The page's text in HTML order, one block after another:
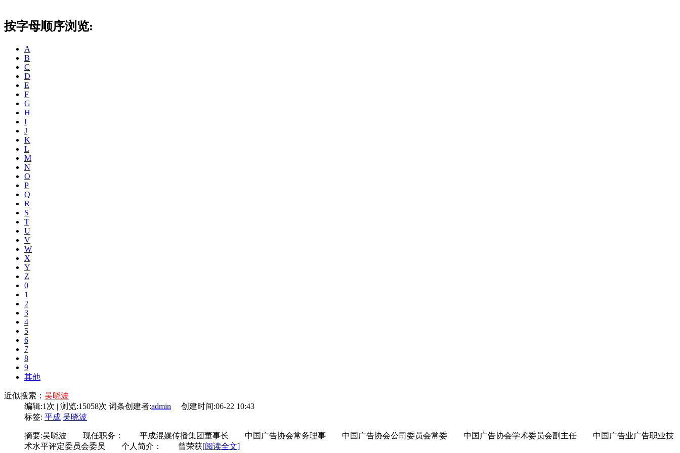
按字母顺序浏览:
A
B
C
D
E
F
G
H
I
J
K
L
M
N
O
P
Q
R
S
T
U
V
W
X
Y
Z
0
1
2
3
4
5
6
7
8
9
其他
近似搜索： 吴晓波
编辑:1次 | 浏览:15058次 词条创建者:admin 创建时间:06-22 10:43
标签: 平成 吴晓波
摘要:吴晓波 现任职务： 平成混媒传播集团董事长 中国广告协会常务理事 中国广告协会公司委员会常委 中国广告协会学术委员会副主任 中国广告业广告职业技
术水平评定委员会委员 个人简介： 曾荣获[阅读全文]